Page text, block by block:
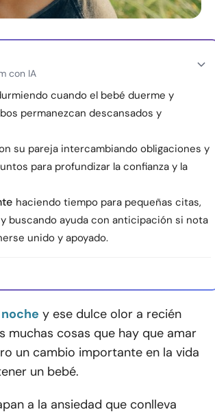
con IA
cuando el bebé duerme y
permanezcan descansados y
su pareja intercambiando obligaciones y
para profundizar la confianza y la
haciendo tiempo para pequeñas citas,
buscando ayuda con anticipación si nota
unido y apoyado.
y ese dulce olor a recién
muchas cosas que hay que amar
un cambio importante en la vida
un bebé.
a la ansiedad que conlleva